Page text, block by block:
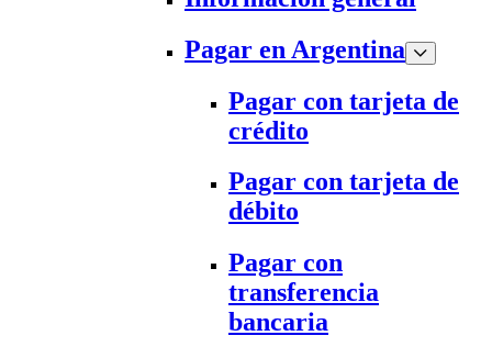
Pagar en Argentina
Pagar con tarjeta de
crédito
Pagar con tarjeta de
débito
Pagar con
transferencia
bancaria